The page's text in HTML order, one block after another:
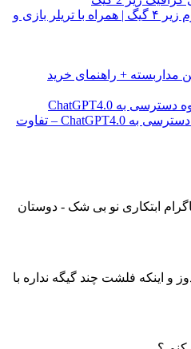
۱۰ بازی پیشنهادی برای رم زیر ۴ گیگ | همراه با تریلر بازی و
GPT-4 معرفی شد، نحوه دسترسی به ChatGPT4.0 – تفاوت
ابتکاری نو بی شک - دوستان
و اینکه فلشت چند گیگه نداره با